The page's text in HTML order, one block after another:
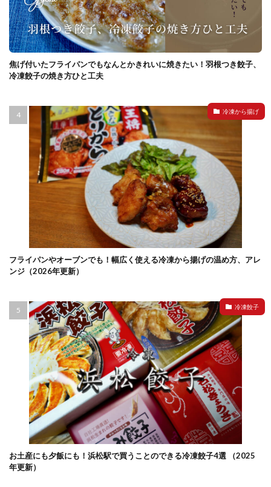
焦げ付いたフライパンでもなんとかきれいに焼きたい！羽根つき餃子、
冷凍餃子の焼き方ひと工夫
冷凍から揚げ
フライパンやオーブンでも！幅広く使える冷凍から揚げの温め方、アレ
ンジ（2026年更新）
冷凍餃子
お土産にも夕飯にも！浜松駅で買うことのできる冷凍餃子4選 （2025
年更新）